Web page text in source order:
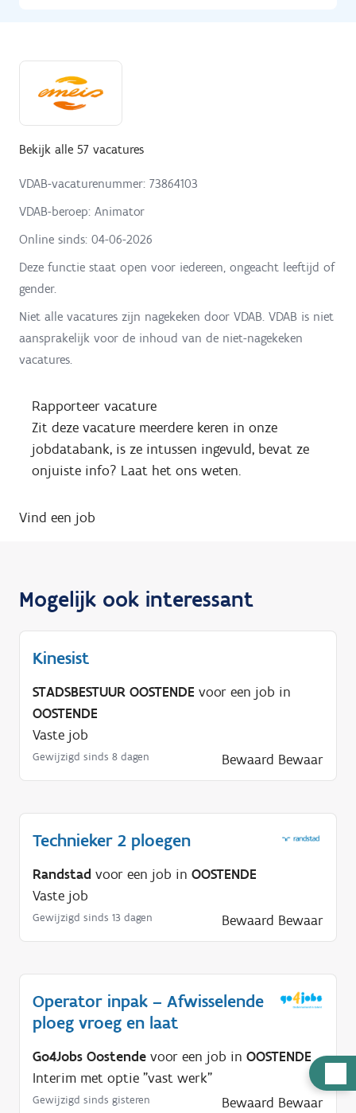
u
Bekijk alle 57 vacatures
VDAB-vacaturenummer: 73864103
VDAB-beroep: Animator
Online sinds: 04-06-2026
Deze functie staat open voor iedereen, ongeacht leeftijd of
gender.
Niet alle vacatures zijn nagekeken door VDAB. VDAB is niet
aansprakelijk voor de inhoud van de niet-nagekeken
vacatures.
Rapporteer vacature
Zit deze vacature meerdere keren in onze
jobdatabank, is ze intussen ingevuld, bevat ze
onjuiste info? Laat het ons weten.
Vind een job
Mogelijk ook interessant
Kinesist
STADSBESTUUR OOSTENDE voor een job in
OOSTENDE
Vaste job
Gewijzigd sinds 8 dagen Bewaard Bewaar
Technieker 2 ploegen
Randstad voor een job in OOSTENDE
Vaste job
Gewijzigd sinds 13 dagen Bewaard Bewaar
Operator inpak – Afwisselende
ploeg vroeg en laat
Go4Jobs Oostende voor een job in OOSTENDE
Interim met optie "vast werk"
Gewijzigd sinds gisteren Bewaard Bewaar